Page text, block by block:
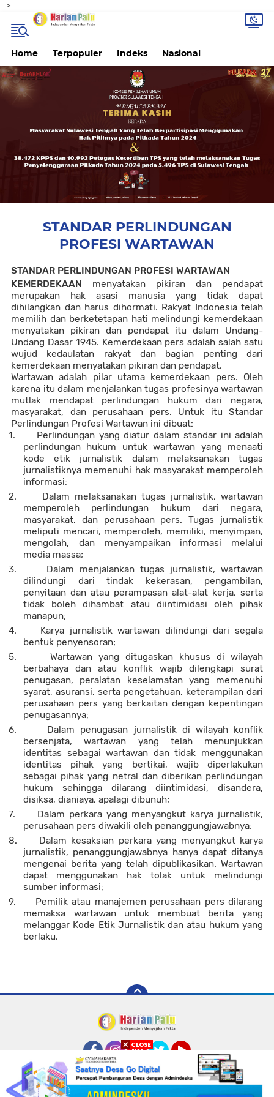
-->
Home Terpopuler Indeks Nasional
STANDAR PERLINDUNGAN
PROFESI WARTAWAN
STANDAR PERLINDUNGAN PROFESI WARTAWAN
KEMERDEKAAN menyatakan pikiran dan pendapat
merupakan hak asasi manusia yang tidak dapat
dihilangkan dan harus dihormati. Rakyat Indonesia telah
memilih dan berketetapan hati melindungi kemerdekaan
menyatakan pikiran dan pendapat itu dalam Undang-
Undang Dasar 1945. Kemerdekaan pers adalah salah satu
wujud kedaulatan rakyat dan bagian penting dari
kemerdekaan menyatakan pikiran dan pendapat.
Wartawan adalah pilar utama kemerdekaan pers. Oleh
karena itu dalam menjalankan tugas profesinya wartawan
mutlak mendapat perlindungan hukum dari negara,
masyarakat, dan perusahaan pers. Untuk itu Standar
Perlindungan Profesi Wartawan ini dibuat:
1.
Perlindungan yang diatur dalam standar ini adalah
perlindungan hukum untuk wartawan yang menaati
kode etik jurnalistik dalam melaksanakan tugas
jurnalistiknya memenuhi hak masyarakat memperoleh
informasi;
2.
Dalam melaksanakan tugas jurnalistik, wartawan
memperoleh perlindungan hukum dari negara,
masyarakat, dan perusahaan pers. Tugas jurnalistik
meliputi mencari, memperoleh, memiliki, menyimpan,
mengolah, dan menyampaikan informasi melalui
media massa;
3.
Dalam menjalankan tugas jurnalistik, wartawan
dilindungi dari tindak kekerasan, pengambilan,
penyitaan dan atau perampasan alat-alat kerja, serta
tidak boleh dihambat atau diintimidasi oleh pihak
manapun;
4.
Karya jurnalistik wartawan dilindungi dari segala
bentuk penyensoran;
5.
Wartawan yang ditugaskan khusus di wilayah
berbahaya dan atau konflik wajib dilengkapi surat
penugasan, peralatan keselamatan yang memenuhi
syarat, asuransi, serta pengetahuan, keterampilan dari
perusahaan pers yang berkaitan dengan kepentingan
penugasannya;
6.
Dalam penugasan jurnalistik di wilayah konflik
bersenjata, wartawan yang telah menunjukkan
identitas sebagai wartawan dan tidak menggunakan
identitas pihak yang bertikai, wajib diperlakukan
sebagai pihak yang netral dan diberikan perlindungan
hukum sehingga dilarang diintimidasi, disandera,
disiksa, dianiaya, apalagi dibunuh;
7.
Dalam perkara yang menyangkut karya jurnalistik,
perusahaan pers diwakili oleh penanggungjawabnya;
8.
Dalam kesaksian perkara yang menyangkut karya
jurnalistik, penanggungjawabnya hanya dapat ditanya
mengenai berita yang telah dipublikasikan. Wartawan
dapat menggunakan hak tolak untuk melindungi
sumber informasi;
9.
Pemilik atau manajemen perusahaan pers dilarang
memaksa wartawan untuk membuat berita yang
melanggar Kode Etik Jurnalistik dan atau hukum yang
berlaku.
FacebookInstagram
PinterestTwitter YouTube
Susunan Redaksi
Standar Perlindungan Wartawan
Pasang Iklan
Tentang Kami Pedoman Media Siber